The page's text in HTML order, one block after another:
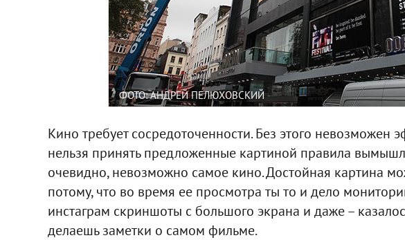
ФОТО: АНДРЕЙ ПЕЛЮХОВСКИЙ
Кино требует сосредоточенности. Без этого невозможен
нельзя принять предложенные картиной правила
очевидно, невозможно самое кино. Достойная картина
потому, что во время ее просмотра ты то и дело
инстаграм скриншоты с большого экрана и даже –
делаешь заметки о самом фильме.